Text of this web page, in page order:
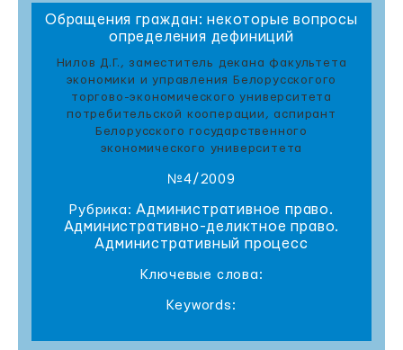
Обращения граждан: некоторые вопросы
определения дефиниций
Нилов Д.Г., заместитель декана факультета
экономики и управления Белорусскогого
торгово-экономического университета
потребительской кооперации, аспирант
Белорусского государственного
экономического университета
№4/2009
Рубрика:Административное право.
Административно-деликтное право.
Административный процесс
Ключевые слова:
Keywords: